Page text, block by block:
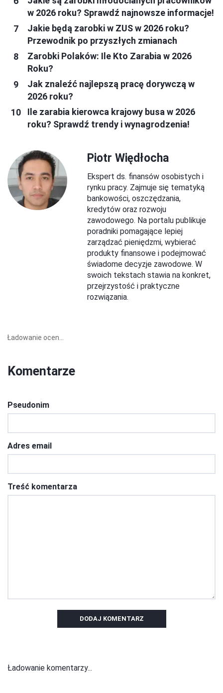
w 2026 roku? Sprawdź najnowsze informacje!
Jakie będą zarobki w ZUS w 2026 roku?
Przewodnik po przyszłych zmianach
Zarobki Polaków: Ile Kto Zarabia w 2026
Roku?
Jak znaleźć najlepszą pracę dorywczą w
2026 roku?
Ile zarabia kierowca krajowy busa w 2026
roku? Sprawdź trendy i wynagrodzenia!
Piotr Więdłocha
Ekspert ds. finansów osobistych i
rynku pracy. Zajmuje się tematyką
bankowości, oszczędzania,
kredytów oraz rozwoju
zawodowego. Na portalu publikuje
poradniki pomagające lepiej
zarządzać pieniędzmi, wybierać
produkty finansowe i podejmować
świadome decyzje zawodowe. W
swoich tekstach stawia na konkret,
przejrzystość i praktyczne
rozwiązania.
Ładowanie ocen...
Komentarze
Pseudonim
Adres email
Treść komentarza
DODAJ KOMENTARZ
Ładowanie komentarzy...